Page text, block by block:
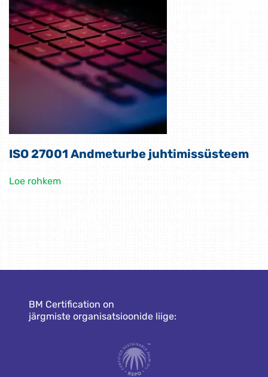
ISO 27001 Andmeturbe juhtimissüsteem
Loe rohkem
BM Certification on
järgmiste organisatsioonide liige: